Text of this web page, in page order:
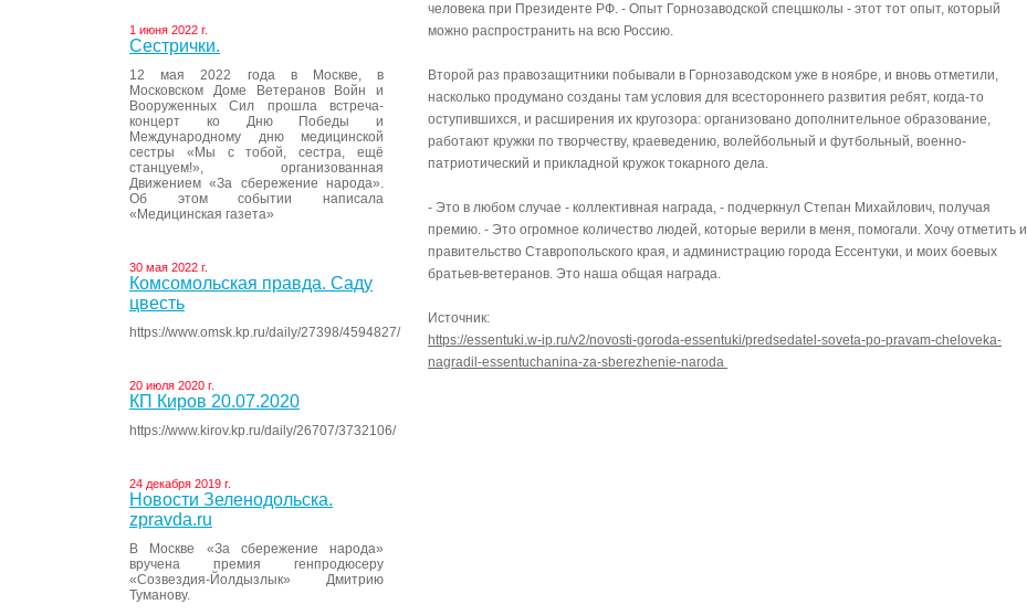
1 июня 2022 г.
Сестрички.
12 мая 2022 года в Москве, в
Московском Доме Ветеранов Войн и
Вооруженных Сил прошла встреча-
концерт ко Дню Победы и
Международному дню медицинской
сестры «Мы с тобой, сестра, ещё
станцуем!», организованная
Движением «За сбережение народа».
Об этом событии написала
«Медицинская газета»
30 мая 2022 г.
Комсомольская правда. Саду
цвесть
https://www.omsk.kp.ru/daily/27398/4594827/
20 июля 2020 г.
КП Киров 20.07.2020
https://www.kirov.kp.ru/daily/26707/3732106/
24 декабря 2019 г.
Новости Зеленодольска.
zpravda.ru
В Москве «За сбережение народа»
вручена премия генпродюсеру
«Созвездия-Йолдызлык» Дмитрию
Туманову.
человека при Президенте РФ. - Опыт Горнозаводской спецшколы - этот тот опыт, который
можно распространить на всю Россию.
Второй раз правозащитники побывали в Горнозаводском уже в ноябре, и вновь отметили,
насколько продумано созданы там условия для всестороннего развития ребят, когда-то
оступившихся, и расширения их кругозора: организовано дополнительное образование,
работают кружки по творчеству, краеведению, волейбольный и футбольный, военно-
патриотический и прикладной кружок токарного дела.
- Это в любом случае - коллективная награда, - подчеркнул Степан Михайлович, получая
премию. - Это огромное количество людей, которые верили в меня, помогали. Хочу отметить и
правительство Ставропольского края, и администрацию города Ессентуки, и моих боевых
братьев-ветеранов. Это наша общая награда.
Источник:
https://essentuki.w-ip.ru/v2/novosti-goroda-essentuki/predsedatel-soveta-po-pravam-cheloveka-
nagradil-essentuchanina-za-sberezhenie-naroda